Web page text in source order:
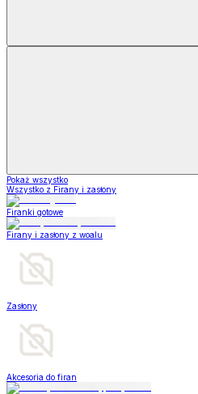
Pokaż wszystko
Wszystko z Firany i zasłony
Firanki gotowe
Firany i zasłony z woalu
Zasłony
Akcesoria do firan